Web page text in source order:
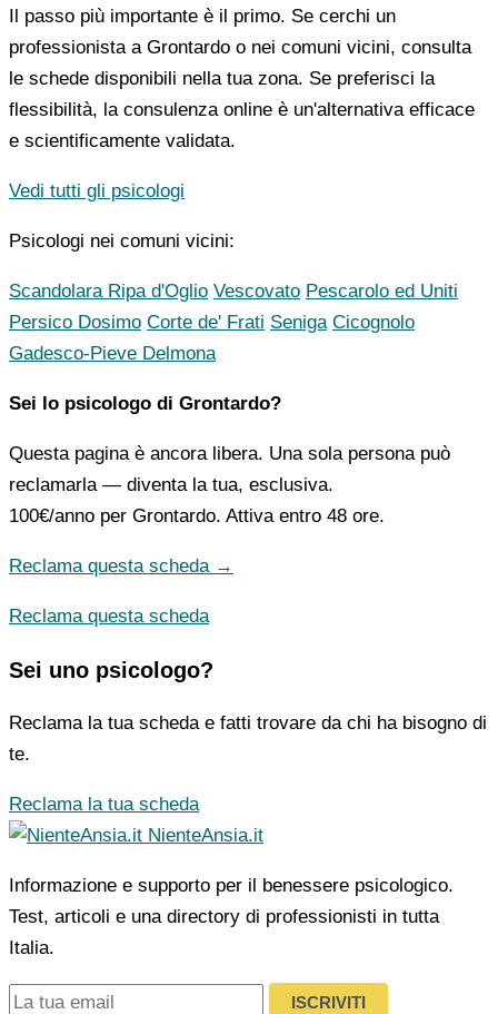
Il passo più importante è il primo. Se cerchi un
professionista a Grontardo o nei comuni vicini, consulta
le schede disponibili nella tua zona. Se preferisci la
flessibilità, la consulenza online è un'alternativa efficace
e scientificamente validata.
Vedi tutti gli psicologi
Psicologi nei comuni vicini:
Scandolara Ripa d'Oglio Vescovato Pescarolo ed Uniti
Persico Dosimo Corte de' Frati Seniga Cicognolo
Gadesco-Pieve Delmona
Sei lo psicologo di Grontardo?
Questa pagina è ancora libera. Una sola persona può
reclamarla — diventa la tua, esclusiva.
100€/anno per Grontardo. Attiva entro 48 ore.
Reclama questa scheda →
Reclama questa scheda
Sei uno psicologo?
Reclama la tua scheda e fatti trovare da chi ha bisogno di
te.
Reclama la tua scheda
NienteAnsia.it
Informazione e supporto per il benessere psicologico.
Test, articoli e una directory di professionisti in tutta
Italia.
ISCRIVITI